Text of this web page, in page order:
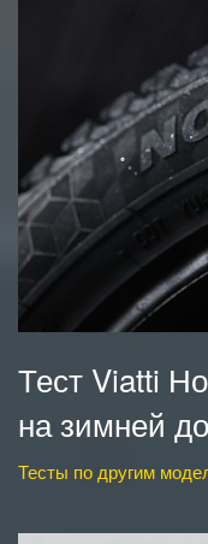
Тест Viatti
на зимней
Тесты по другим